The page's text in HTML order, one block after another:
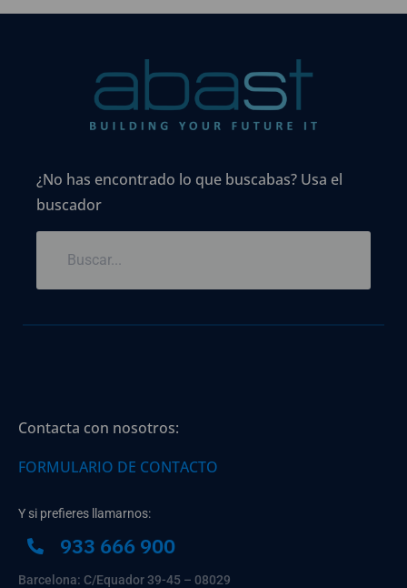
¿No has encontrado lo que buscabas? Usa el
buscador
Contacta con nosotros:
FORMULARIO DE CONTACTO
Y si prefieres llamarnos:
933 666 900
Barcelona: C/Equador 39-45 – 08029